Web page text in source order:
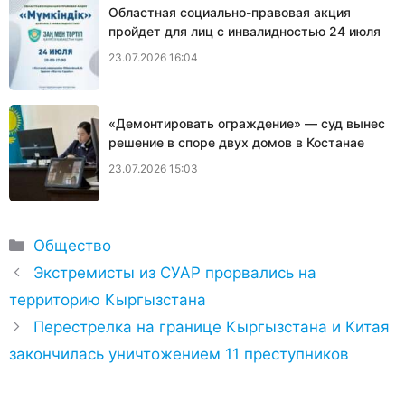
Областная социально-правовая акция
пройдет для лиц с инвалидностью 24 июля
23.07.2026 16:04
«Демонтировать ограждение» — суд вынес
решение в споре двух домов в Костанае
23.07.2026 15:03
Рубрики
Общество
Экстремисты из СУАР прорвались на
территорию Кыргызстана
Перестрелка на границе Кыргызстана и Китая
закончилась уничтожением 11 преступников